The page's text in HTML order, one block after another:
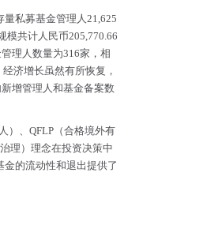
私募基金管理人21,625
模共计人民币205,770.66
理人数量为316家，相
济增长虽然有所恢复，
增管理人和基金备案数
）、QFLP（合格境外有
理）理念在投资决策中
金的流动性和退出提供了